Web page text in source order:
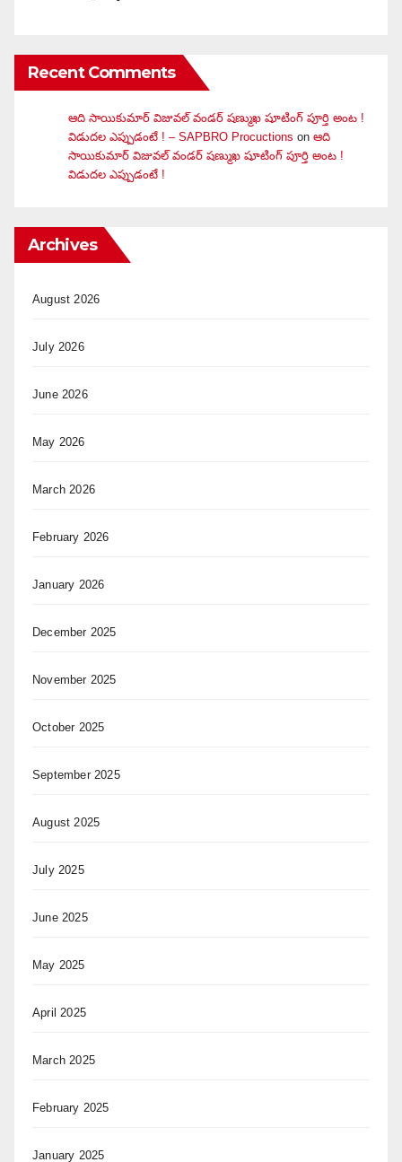
Recent Comments
ఆది సాయికుమార్ విజువ‌ల్ వండ‌ర్ ష‌ణ్ముఖ షూటింగ్ పూర్తి అంట !
విడుదల ఎప్పుడంటే ! – SAPBRO Procuctions on ఆది
సాయికుమార్ విజువ‌ల్ వండ‌ర్ ష‌ణ్ముఖ షూటింగ్ పూర్తి అంట !
విడుదల ఎప్పుడంటే !
Archives
August 2026
July 2026
June 2026
May 2026
March 2026
February 2026
January 2026
December 2025
November 2025
October 2025
September 2025
August 2025
July 2025
June 2025
May 2025
April 2025
March 2025
February 2025
January 2025